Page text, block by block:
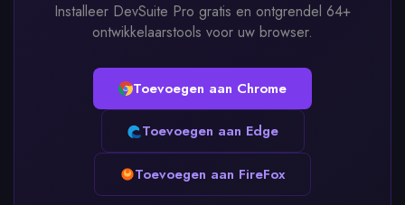
Installeer DevSuite Pro gratis en ontgrendel 64+
ontwikkelaarstools voor uw browser.
Toevoegen aan Chrome
Toevoegen aan Edge
Toevoegen aan FireFox